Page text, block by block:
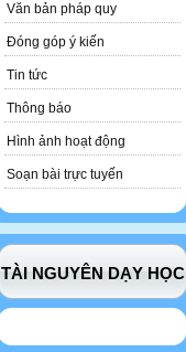
Văn bản pháp quy
Đóng góp ý kiến
Tin tức
Thông báo
Hình ảnh hoạt động
Soạn bài trực tuyến
TÀI NGUYÊN DẠY HỌC